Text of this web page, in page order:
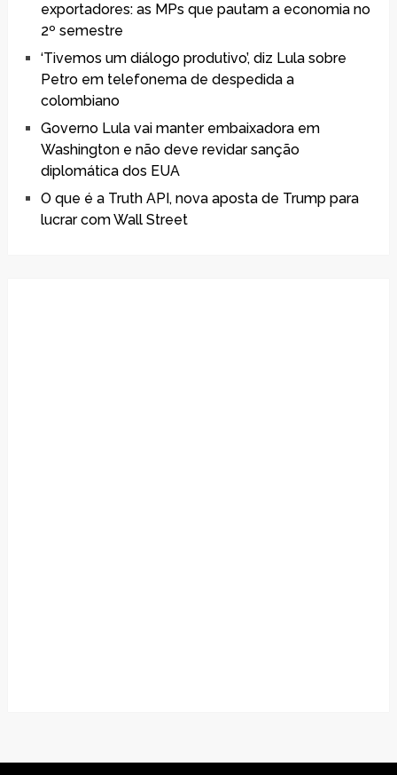
exportadores: as MPs que pautam a economia no
2º semestre
‘Tivemos um diálogo produtivo’, diz Lula sobre
Petro em telefonema de despedida a
colombiano
Governo Lula vai manter embaixadora em
Washington e não deve revidar sanção
diplomática dos EUA
O que é a Truth API, nova aposta de Trump para
lucrar com Wall Street